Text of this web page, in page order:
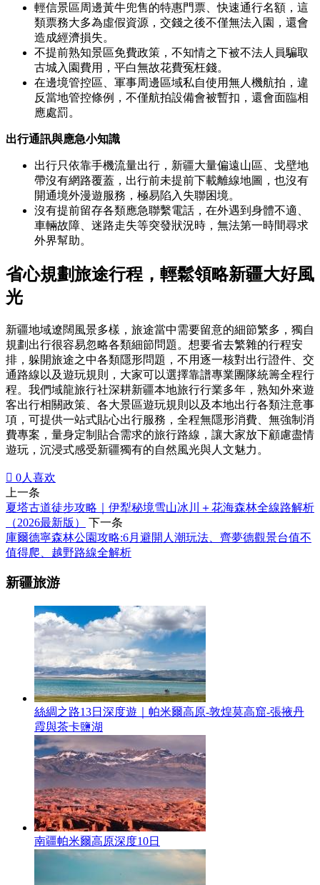
輕信景區周邊黃牛兜售的特惠門票、快速通行名額，這
類票務大多為虛假資源，交錢之後不僅無法入園，還會
造成經濟損失。
不提前熟知景區免費政策，不知情之下被不法人員騙取
古城入園費用，平白無故花費冤枉錢。
在邊境管控區、軍事周邊區域私自使用無人機航拍，違
反當地管控條例，不僅航拍設備會被暫扣，還會面臨相
應處罰。
出行通訊與應急小知識
出行只依靠手機流量出行，新疆大量偏遠山區、戈壁地
帶沒有網路覆蓋，出行前未提前下載離線地圖，也沒有
開通境外漫遊服務，極易陷入失聯困境。
沒有提前留存各類應急聯繫電話，在外遇到身體不適、
車輛故障、迷路走失等突發狀況時，無法第一時間尋求
外界幫助。
省心規劃旅途行程，輕鬆領略新疆大好風
光
新疆地域遼闊風景多樣，旅途當中需要留意的細節繁多，獨自
規劃出行很容易忽略各類細節問題。想要省去繁雜的行程安
排，躲開旅途之中各類隱形問題，不用逐一核對出行證件、交
通路線以及遊玩規則，大家可以選擇靠譜專業團隊統籌全程行
程。我們域龍旅行社深耕新疆本地旅行行業多年，熟知外來遊
客出行相關政策、各大景區遊玩規則以及本地出行各類注意事
項，可提供一站式貼心出行服務，全程無隱形消費、無強制消
費專案，量身定制貼合需求的旅行路線，讓大家放下顧慮盡情
遊玩，沉浸式感受新疆獨有的自然風光與人文魅力。
 0人喜欢
上一条
夏塔古道徒步攻略｜伊犁秘境雪山冰川＋花海森林全線路解析
（2026最新版）
下一条
庫爾德寧森林公園攻略:6月避開人潮玩法、齊夢德觀景台值不
值得爬、越野路線全解析
新疆旅游
絲綢之路13日深度遊｜帕米爾高原-敦煌莫高窟-張掖丹
霞與茶卡鹽湖
南疆帕米爾高原深度10日